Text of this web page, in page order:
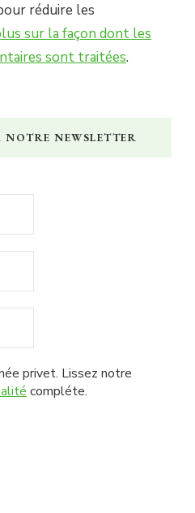
réduire les
sur la façon dont les
sont traitées.
NEWSLETTER
privet. Lissez notre
compléte.